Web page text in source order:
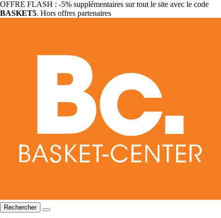
OFFRE FLASH : -5% supplémentaires sur tout le site avec le code
BASKET5. Hors offres partenaires
Rechercher